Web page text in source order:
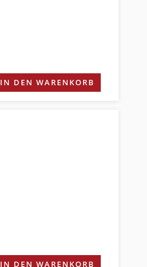
IN DEN WARENKORB
IN DEN WARENKORB